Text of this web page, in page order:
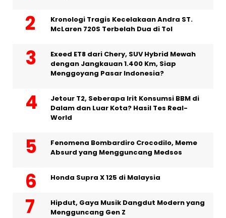
Kronologi Tragis Kecelakaan Andra ST.
McLaren 720S Terbelah Dua di Tol
Exeed ET8 dari Chery, SUV Hybrid Mewah
dengan Jangkauan 1.400 Km, Siap
Menggoyang Pasar Indonesia?
Jetour T2, Seberapa Irit Konsumsi BBM di
Dalam dan Luar Kota? Hasil Tes Real-
World
Fenomena Bombardiro Crocodilo, Meme
Absurd yang Mengguncang Medsos
Honda Supra X 125 di Malaysia
Hipdut, Gaya Musik Dangdut Modern yang
Mengguncang Gen Z